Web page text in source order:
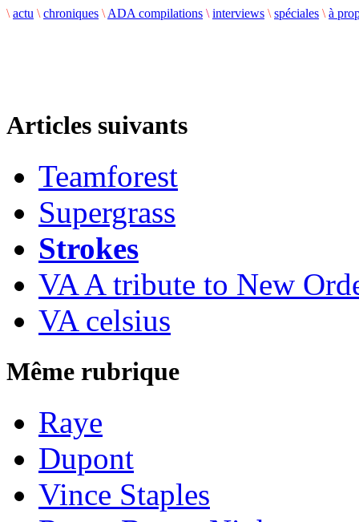
\ actu \ chroniques \ ADA compilations \ interviews \ spéciales \ à
Articles suivants
Teamforest
Supergrass
Strokes
VA A tribute to New
VA celsius
Même rubrique
Raye
Dupont
Vince Staples